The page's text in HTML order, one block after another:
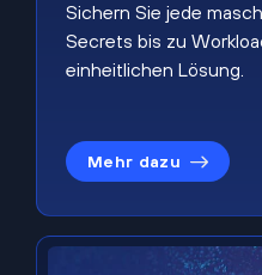
Sichern Sie jede
Secrets bis zu
einheitlichen Lösung.
Mehr dazu